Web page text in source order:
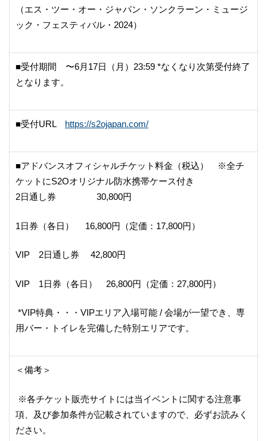
（エス・ツー・オー・ジャパン・ソンクラーン・ミュージ
ック・フェスティバル・2024）
■受付期間 〜6月17日（月）23:59 *なくなり次第受付終了
となります。
■受付URL https://s2ojapan.com/
■アドバンスオフィシャルチケット料金（税込） ※全チ
ケットにS2Oオリジナル防水携帯ケース付き
2日通し券 30,800円
1日券（各日） 16,800円（定価：17,800円）
VIP 2日通し券 42,800円
VIP 1日券（各日） 26,800円（定価：27,800円）
*VIP特典・・・VIPエリア入場可能 / 会場が一望でき、専
用バー・トイレを完備した特別エリアです。
＜備考＞
※各チケット販売サイトには当イベントに関する注意事
項、及び参加条件が記載されていますので、必ずお読みく
ださい。